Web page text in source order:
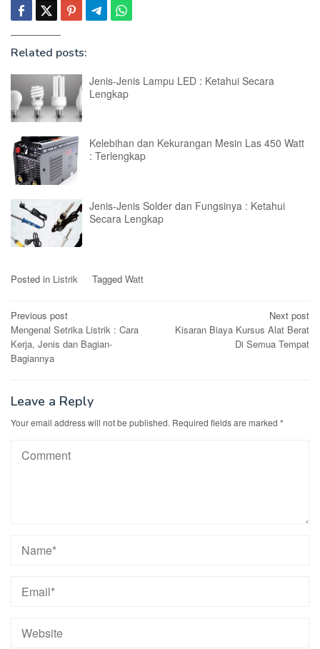
Related posts:
Jenis-Jenis Lampu LED : Ketahui Secara
Lengkap
Kelebihan dan Kekurangan Mesin Las 450 Watt
: Terlengkap
Jenis-Jenis Solder dan Fungsinya : Ketahui
Secara Lengkap
Posted in Listrik Tagged Watt
Post
navigation
Previous post
Mengenal Setrika Listrik : Cara
Kerja, Jenis dan Bagian-
Bagiannya
Next post
Kisaran Biaya Kursus Alat Berat
Di Semua Tempat
Leave a Reply
Your email address will not be published. Required fields are marked *